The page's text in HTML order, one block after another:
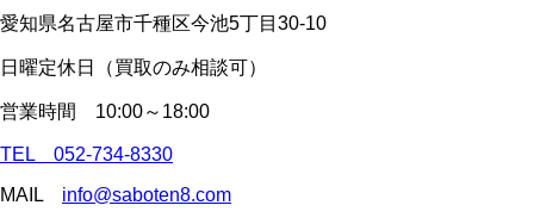
ブ
愛知県名古屋市千種区今池5丁目30-10
日曜定休日（買取のみ相談可）
営業時間 10:00～18:00
TEL 052-734-8330
MAIL info@saboten8.com